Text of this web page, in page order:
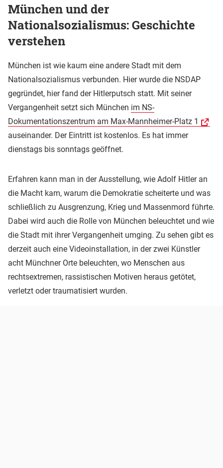
München und der
Nationalsozialismus: Geschichte
verstehen
München ist wie kaum eine andere Stadt mit dem
Nationalsozialismus verbunden. Hier wurde die NSDAP
gegründet, hier fand der Hitlerputsch statt. Mit seiner
Vergangenheit setzt sich München im NS-
Dokumentationszentrum am Max-Mannheimer-Platz 1
auseinander. Der Eintritt ist kostenlos. Es hat immer
dienstags bis sonntags geöffnet.
Erfahren kann man in der Ausstellung, wie Adolf Hitler an
die Macht kam, warum die Demokratie scheiterte und was
schließlich zu Ausgrenzung, Krieg und Massenmord führte.
Dabei wird auch die Rolle von München beleuchtet und wie
die Stadt mit ihrer Vergangenheit umging. Zu sehen gibt es
derzeit auch eine Videoinstallation, in der zwei Künstler
acht Münchner Orte beleuchten, wo Menschen aus
rechtsextremen, rassistischen Motiven heraus getötet,
verletzt oder traumatisiert wurden.